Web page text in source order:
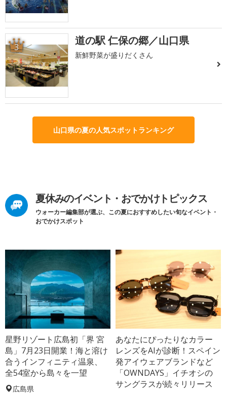
3 道の駅 仁保の郷／山口県
新鮮野菜が盛りだくさん
山口県の夏の人気スポットランキング
夏休みのイベント・おでかけトピックス
ウォーカー編集部が選ぶ、この夏におすすめしたい旬なイベント・
おでかけスポット
星野リゾート広島初「界 宮
島」7月23日開業！海と溶け
合うインフィニティ温泉、
全54室から島々を一望
広島県
あなたにぴったりなカラー
レンズをAIが診断！スペイン
発アイウェアブランドなど
「OWNDAYS」イチオシの
サングラスが続々リリース